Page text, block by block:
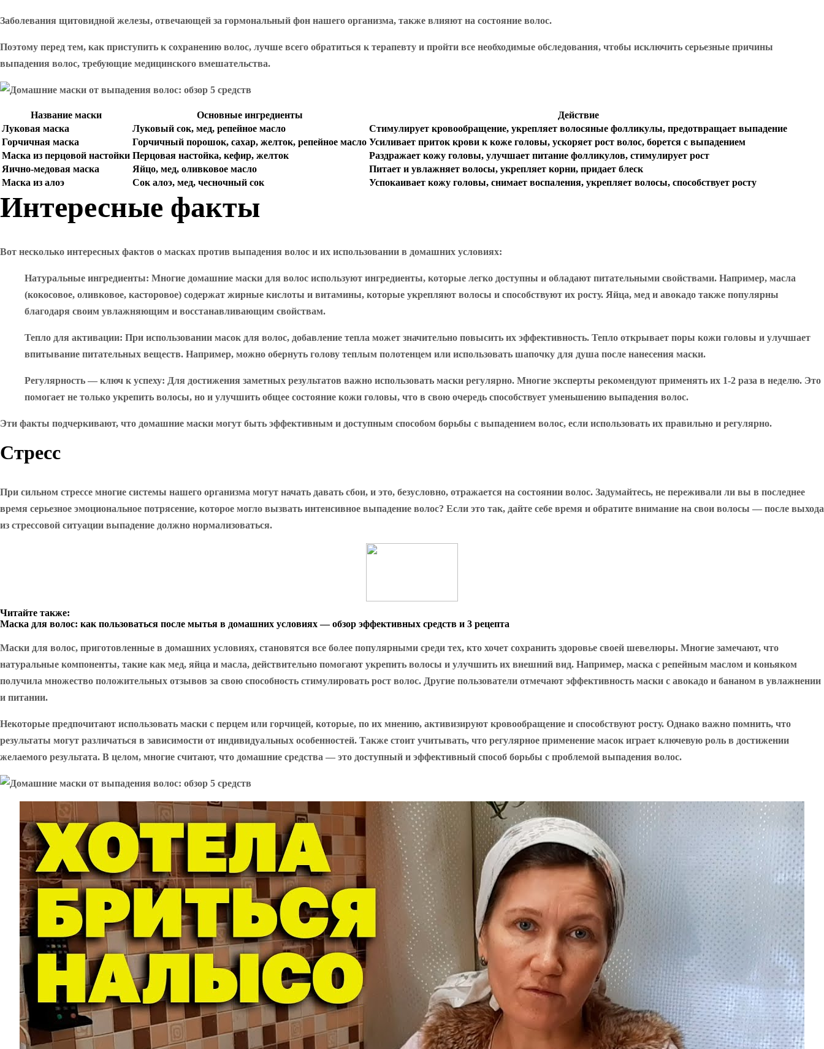
Заболевания щитовидной железы, отвечающей за гормональный фон нашего организма, также влияют на состояние волос.
Поэтому перед тем, как приступить к сохранению волос, лучше всего обратиться к терапевту и пройти все необходимые обследования, чтобы исключить серьезные причины
выпадения волос, требующие медицинского вмешательства.
Название маски Основные ингредиенты
Действие
Луковая маска
Луковый сок, мед, репейное масло
Стимулирует кровообращение, укрепляет волосяные фолликулы, предотвращает выпадение
Горчичная маска
Горчичный порошок, сахар, желток, репейное масло Усиливает приток крови к коже головы, ускоряет рост волос, борется с выпадением
Маска из перцовой настойки Перцовая настойка, кефир, желток
Раздражает кожу головы, улучшает питание фолликулов, стимулирует рост
Яично-медовая маска
Яйцо, мед, оливковое масло
Питает и увлажняет волосы, укрепляет корни, придает блеск
Маска из алоэ
Сок алоэ, мед, чесночный сок Успокаивает кожу головы, снимает воспаления, укрепляет волосы, способствует росту
Интересные факты
Вот несколько интересных фактов о масках против выпадения волос и их использовании в домашних условиях:
Натуральные ингредиенты: Многие домашние маски для волос используют ингредиенты, которые легко доступны и обладают питательными свойствами. Например, масла
(кокосовое, оливковое, касторовое) содержат жирные кислоты и витамины, которые укрепляют волосы и способствуют их росту. Яйца, мед и авокадо также популярны
благодаря своим увлажняющим и восстанавливающим свойствам.
Тепло для активации: При использовании масок для волос, добавление тепла может значительно повысить их эффективность. Тепло открывает поры кожи головы и улучшает
впитывание питательных веществ. Например, можно обернуть голову теплым полотенцем или использовать шапочку для душа после нанесения маски.
Регулярность — ключ к успеху: Для достижения заметных результатов важно использовать маски регулярно. Многие эксперты рекомендуют применять их 1-2 раза в неделю. Это
помогает не только укрепить волосы, но и улучшить общее состояние кожи головы, что в свою очередь способствует уменьшению выпадения волос.
Эти факты подчеркивают, что домашние маски могут быть эффективным и доступным способом борьбы с выпадением волос, если использовать их правильно и регулярно.
Стресс
При сильном стрессе многие системы нашего организма могут начать давать сбои, и это, безусловно, отражается на состоянии волос. Задумайтесь, не переживали ли вы в последнее
время серьезное эмоциональное потрясение, которое могло вызвать интенсивное выпадение волос? Если это так, дайте себе время и обратите внимание на свои волосы — после выхода
из стрессовой ситуации выпадение должно нормализоваться.
Читайте также:
Маска для волос: как пользоваться после мытья в домашних условиях — обзор эффективных средств и 3 рецепта
Маски для волос, приготовленные в домашних условиях, становятся все более популярными среди тех, кто хочет сохранить здоровье своей шевелюры. Многие замечают, что
натуральные компоненты, такие как мед, яйца и масла, действительно помогают укрепить волосы и улучшить их внешний вид. Например, маска с репейным маслом и коньяком
получила множество положительных отзывов за свою способность стимулировать рост волос. Другие пользователи отмечают эффективность маски с авокадо и бананом в увлажнении
и питании.
Некоторые предпочитают использовать маски с перцем или горчицей, которые, по их мнению, активизируют кровообращение и способствуют росту. Однако важно помнить, что
результаты могут различаться в зависимости от индивидуальных особенностей. Также стоит учитывать, что регулярное применение масок играет ключевую роль в достижении
желаемого результата. В целом, многие считают, что домашние средства — это доступный и эффективный способ борьбы с проблемой выпадения волос.